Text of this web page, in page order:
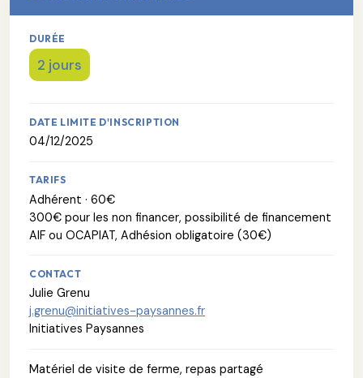
DURÉE
2 jours
DATE LIMITE D'INSCRIPTION
04/12/2025
TARIFS
Adhérent · 60€
300€ pour les non financer, possibilité de financement
AIF ou OCAPIAT, Adhésion obligatoire (30€)
CONTACT
Julie Grenu
j.grenu@initiatives-paysannes.fr
Initiatives Paysannes
Matériel de visite de ferme, repas partagé